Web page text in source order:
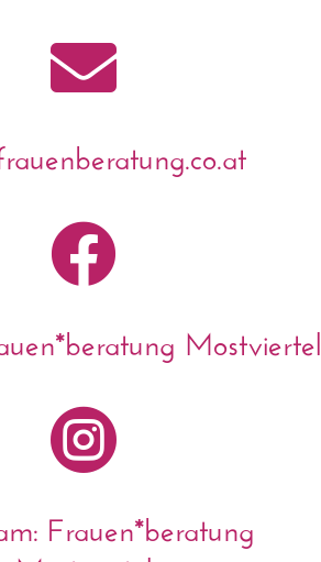


Mostviertel

Frauen*beratung